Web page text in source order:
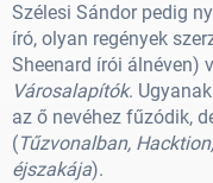
Szélesi Sándor pedig
író, olyan regények
Sheenard írói álnéven)
Városalapítók.
az ő nevéhez fűzódik,
(Tűzvonalban,
éjszakája).